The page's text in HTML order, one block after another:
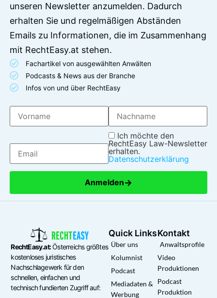
unseren Newsletter anzumelden. Dadurch
erhalten Sie und regelmäßigen Abständen
Emails zu Informationen, die im Zusammenhang
mit RechtEasy.at stehen.
Fachartikel von ausgewählten Anwälten
Podcasts & News aus der Branche
Infos von und über RechtEasy
Ich möchte den
RechtEasy Law-Newsletter
erhalten.
Datenschutzerklärung
Anmelden→
RechtEasy.at:Österreichs größtes
kostenloses juristisches
Nachschlagewerk für den
schnellen, einfachen und
technisch fundierten Zugriff auf:
Quick Links
Über uns
Kolumnist
Podcast
Mediadaten &
Werbung
Kontakt
Anwaltsprofile
Video
Produktionen
Podcast
Produktion